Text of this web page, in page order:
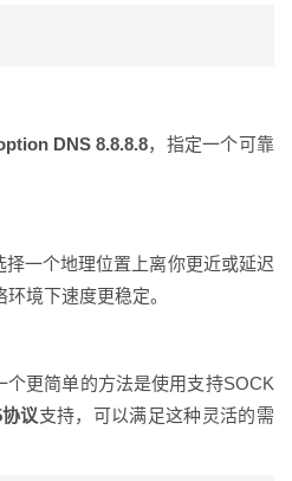
DNS 8.8.8.8，指定一个可靠
一个地理位置上离你更近或延迟
境下速度更稳定。
个更简单的方法是使用支持SOCK
议支持，可以满足这种灵活的需